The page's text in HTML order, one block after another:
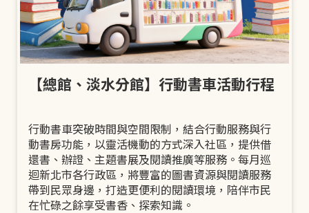
【總館、淡水分館】行動書車活動行程
行動書車突破時間與空間限制，結合行動服務與行
動書房功能，以靈活機動的方式深入社區，提供借
還書、辦證、主題書展及閱讀推廣等服務。每月巡
迴新北市各行政區，將豐富的圖書資源與閱讀服務
帶到民眾身邊，打造更便利的閱讀環境，陪伴市民
在忙碌之餘享受書香、探索知識。